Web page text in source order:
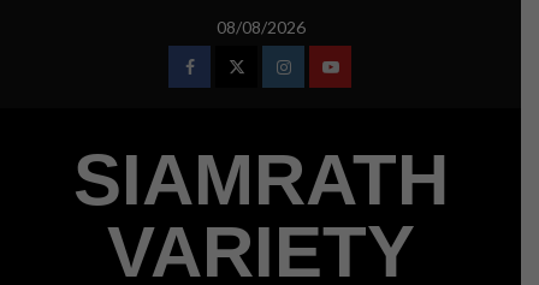
08/08/2026
FacebookTwitterInstagramYoutube
SIAMRATH
VARIETY